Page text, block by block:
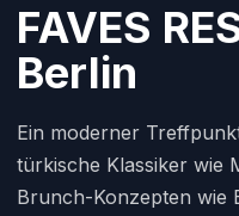
FAVES
Berlin
Ein moderner
türkische Klassiker wie
Brunch-Konzepten wie